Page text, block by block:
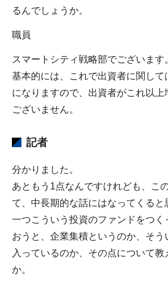
るんでしょうか。
職員
スマートシティ戦略部でございます
基本的には、これで出資者に関して
になりますので、出資者がこれ以上
ございません。
記者
分かりました。
あともう1点なんですけれども、こ
て、中長期的な話にはなってくると
一つこういう投資のファンドをつく
おうと、企業集積というのか、そう
入っているのか、その点について教
か。